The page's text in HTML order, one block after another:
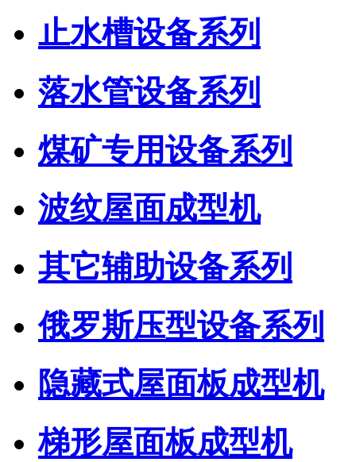
止水槽设备系列
落水管设备系列
煤矿专用设备系列
波纹屋面成型机
其它辅助设备系列
俄罗斯压型设备系列
隐藏式屋面板成型机
梯形屋面板成型机